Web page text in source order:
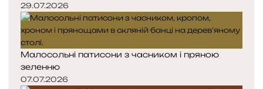
29.07.2026
Малосольні патисони з часником і пряною
зеленню
07.07.2026